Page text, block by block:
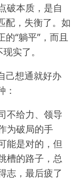
破本质，是自
配，失衡了。如
“躺平”，而且
实了。
己想通就好办
不给力、领导
为破局的手
能是对的，但
槽的路子，总
志，最后疲了